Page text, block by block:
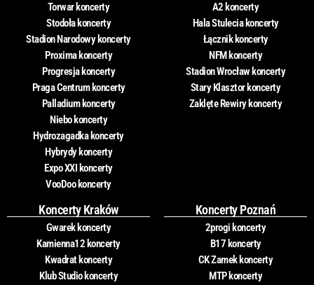
Torwar koncerty
Stodoła koncerty
Stadion Narodowy koncerty
Proxima koncerty
Progresja koncerty
Praga Centrum koncerty
Palladium koncerty
Niebo koncerty
Hydrozagadka koncerty
Hybrydy koncerty
Expo XXI koncerty
VooDoo koncerty
A2 koncerty
Hala Stulecia koncerty
Łącznik koncerty
NFM koncerty
Stadion Wrocław koncerty
Stary Klasztor koncerty
Zaklęte Rewiry koncerty
Koncerty Kraków
Gwarek koncerty
Kamienna12 koncerty
Kwadrat koncerty
Klub Studio koncerty
Koncerty Poznań
2progi koncerty
B17 koncerty
CK Zamek koncerty
MTP koncerty